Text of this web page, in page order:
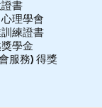
書
理學會
練證書
學金
服務) 得獎